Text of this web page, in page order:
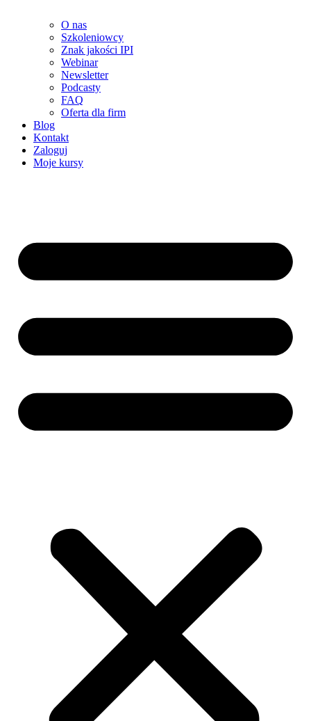
O nas
Szkoleniowcy
Znak jakości IPI
Webinar
Newsletter
Podcasty
FAQ
Oferta dla firm
Blog
Kontakt
Zaloguj
Moje kursy